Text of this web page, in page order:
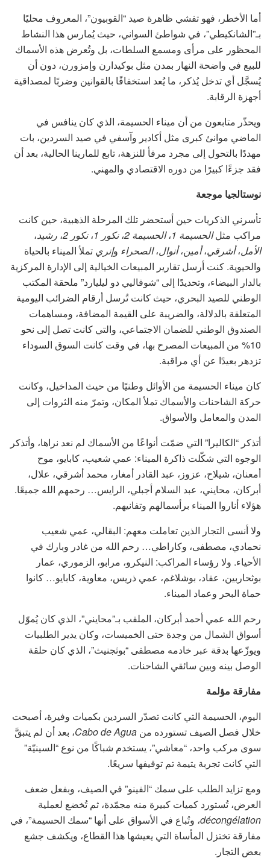
أما الأخطر، فهو تفشي ظاهرة صيد “القوبيون”، المعروف محليًا
بـ”الشانكيطي”، في شواطئ السواني، حيث يُمارس هذا النشاط
المحظور على مرأى ومسمع السلطات، بل وتُعرض هذه الأسماك
للبيع في واضحة النهار بمدن مثل بوكيدارن وإمزورن، دون أن
يُسجَّل أي تدخل يُذكر، ما يُعد استخفافًا بالقوانين وضربًا لمصداقية
أجهزة الرقابة.
ويحذّر متابعون من أن ميناء الحسيمة، الذي كان ينافس في
الماضي موانئ كبرى مثل أكادير وآسفي في صيد السردين، بات
مهددًا بالتحول إلى مجرد مرفأ للنزهة، تابع للمارينا الحالية، بعد أن
فقد جزءًا كبيرًا من دوره الاقتصادي والمهني.
نوستالجيا موجعة
تأسرني الذكريات حين أستحضر تلك المرحلة الذهبية، حين كانت
مراكب مثلالحسيمة 1 ،الحسيمة 2 ،نكور 1 ،نكور 2 ، رشيد،
الأمل،أشرقي،أمين،أنوال،الصحراء وإنري تملأ الميناء بالحياة
والحيوية. كنت أرسل تقارير المبيعات الخيالية إلى الإدارة المركزية
بالدار البيضاء، وتحديدًا إلى “شوفاليي دو ليليارد” ملحقة المكتب
الوطني للصيد البحري، حيث كانت تُرسل أرقام الضرائب اليومية
المتعلقة بالدلالة، والضريبة على القيمة المضافة، ومساهمات
الصندوق الوطني للضمان الاجتماعي، والتي كانت تصل إلى نحو
10% من المبيعات المصرح بها، في وقت كانت السوق السوداء
تزدهر بعيدًا عن أي مراقبة.
كان ميناء الحسيمة من الأوائل وطنيًا من حيث المداخيل، وكانت
حركة الشاحنات والأسماك تملأ المكان، وتمرّ منه الثروات إلى
المدن والمعامل والأسواق.
أتذكر “الكاليرا” التي ضمّت أنواعًا من الأسماك لم نعد نراها، وأتذكر
الوجوه التي شكّلت ذاكرة الميناء: عمي شعيب، كابايو، موح
أمعنان، شيلاح، عزوز، عبد القادر أمغار، محمد أشرقي، علال،
أبركان، محايني، عبد السلام أجبلي، الرايس… رحمهم الله جميعًا.
هؤلاء أناروا الميناء برأسمالهم وتفانيهم.
ولا أنسى التجار الذين تعاملت معهم: البقالي، عمي شعيب
نحمادي، مصطفى، وكاراطي… رحم الله من غادر وبارك في
الأحياء. ولا رؤساء المراكب: النيكرو، مرابو، الزموري، عمار
بوثحاربين، عقاد، بوشلاغم، عمي ذريس، معاوية، كابايو… كانوا
حماة البحر وعماد الميناء.
رحم الله عمي أحمد أبركان، الملقب بـ”محايني”، الذي كان يُموّل
أسواق الشمال من وجدة حتى الخميسات، وكان يدير الطلبيات
ويوزّعها بدقة عبر خادمه مصطفى “بوثجنيث”، الذي كان حلقة
الوصل بينه وبين سائقي الشاحنات.
مفارقة مؤلمة
اليوم، الحسيمة التي كانت تصدّر السردين بكميات وفيرة، أصبحت
خلال فصل الصيف تستورده من Cabo de Agua، بعد أن لم يتبقَّ
سوى مركب واحد، “معاشي”، يستخدم شباكًا من نوع “السينيّة”
التي كانت تجربة يتيمة تم توقيفها سريعًا.
ومع تزايد الطلب على سمك “الفينو” في الصيف، وبفعل ضعف
العرض، تُستورد كميات كبيرة منه مجمّدة، ثم تُخضع لعملية
décongélation، وتُباع في الأسواق على أنها “سمك الحسيمة”، في
مفارقة تختزل المأساة التي يعيشها هذا القطاع، ويكشف جشع
بعض التجار.